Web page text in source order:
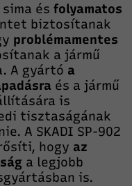
és folyamatos
biztosítanak
problémamentes
a jármű
A gyártó a
és a jármű
is
tisztaságának
A SKADI SP-902
hogy az
a legjobb
is.